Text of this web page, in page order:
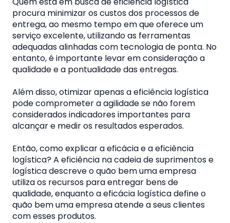
procura minimizar os custos dos processos de
entrega, ao mesmo tempo em que oferece um
serviço excelente, utilizando as ferramentas
adequadas alinhadas com tecnologia de ponta. No
entanto, é importante levar em consideração a
qualidade e a pontualidade das entregas.
Além disso, otimizar apenas a eficiência logística
pode comprometer a agilidade se não forem
considerados indicadores importantes para
alcançar e medir os resultados esperados.
Então, como explicar a eficácia e a eficiência
logística? A eficiência na cadeia de suprimentos e
logística descreve o quão bem uma empresa
utiliza os recursos para entregar bens de
qualidade, enquanto a eficácia logística define o
quão bem uma empresa atende a seus clientes
com esses produtos.